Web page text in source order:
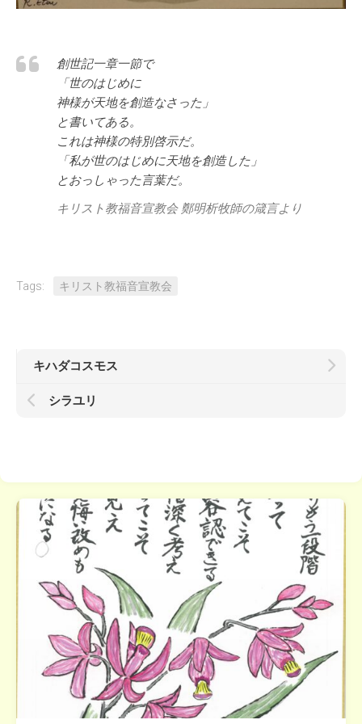
創世記一章一節で
「世のはじめに
神様が天地を創造なさった」
と書いてある。
これは神様の特別啓示だ。
「私が世のはじめに天地を創造した」
とおっしゃった言葉だ。
キリスト教福音宣教会 鄭明析牧師の箴言より
Tags: キリスト教福音宣教会
キハダコスモス
シラユリ